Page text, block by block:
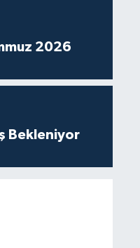
2026
Bekleniyor